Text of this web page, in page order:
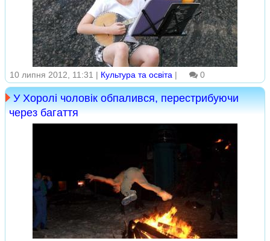
10 липня 2012, 11:31 | Культура та освіта | 0
У Хоролі чоловік обпалився, перестрибуючи
через багаття